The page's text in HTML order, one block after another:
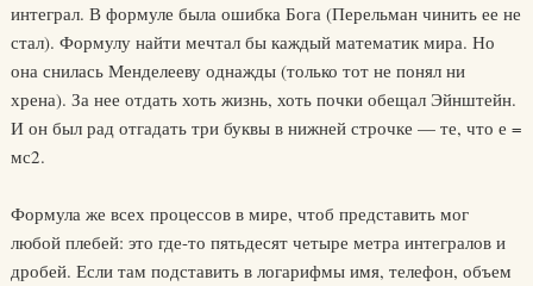
интеграл. В формуле была ошибка Бога (Перельман чинить ее не
стал). Формулу найти мечтал бы каждый математик мира. Но
она снилась Менделееву однажды (только тот не понял ни
хрена). За нее отдать хоть жизнь, хоть почки обещал Эйнштейн.
И он был рад отгадать три буквы в нижней строчке — те, что е =
мс2.
Формула же всех процессов в мире, чтоб представить мог
любой плебей: это где-то пятьдесят четыре метра интегралов и
дробей. Если там подставить в логарифмы имя, телефон, объем